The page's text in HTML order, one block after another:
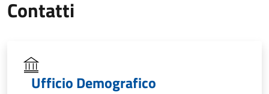
Contatti
Ufficio Demografico